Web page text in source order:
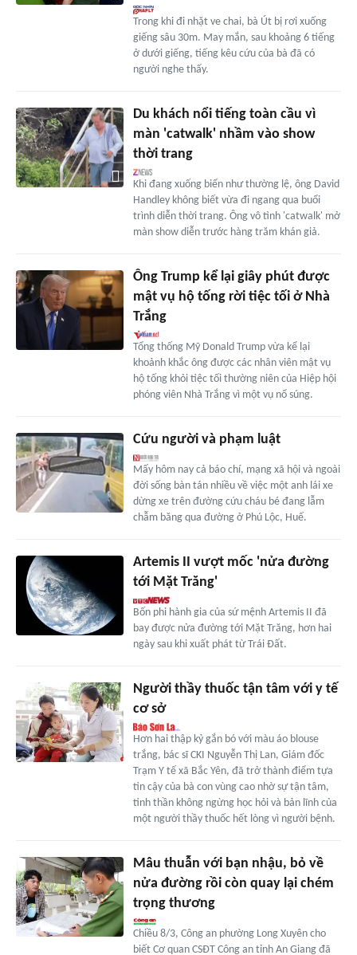
Trong khi đi nhặt ve chai, bà Út bị rơi xuống
giếng sâu 30m. May mắn, sau khoảng 6 tiếng
ở dưới giếng, tiếng kêu cứu của bà đã có
người nghe thấy.
Du khách nổi tiếng toàn cầu vì
màn 'catwalk' nhầm vào show
thời trang
Khi đang xuống biển như thường lệ, ông David
Handley không biết vừa đi ngang qua buổi
trình diễn thời trang. Ông vô tình 'catwalk' mở
màn show diễn trước hàng trăm khán giả.
Ông Trump kể lại giây phút được
mật vụ hộ tống rời tiệc tối ở Nhà
Trắng
Tổng thống Mỹ Donald Trump vừa kể lại
khoảnh khắc ông được các nhân viên mật vụ
hộ tống khỏi tiệc tối thường niên của Hiệp hội
phóng viên Nhà Trắng vì một vụ nổ súng.
Cứu người và phạm luật
Mấy hôm nay cả báo chí, mạng xã hội và ngoài
đời sống bàn tán nhiều về việc một anh lái xe
dừng xe trên đường cứu cháu bé đang lẫm
chẫm băng qua đường ở Phú Lộc, Huế.
Artemis II vượt mốc 'nửa đường
tới Mặt Trăng'
Bốn phi hành gia của sứ mệnh Artemis II đã
bay được nửa đường tới Mặt Trăng, hơn hai
ngày sau khi xuất phát từ Trái Đất.
Người thầy thuốc tận tâm với y tế
cơ sở
Hơn hai thập kỷ gắn bó với màu áo blouse
trắng, bác sĩ CKI Nguyễn Thị Lan, Giám đốc
Trạm Y tế xã Bắc Yên, đã trở thành điểm tựa
tin cậy của bà con vùng cao nhờ sự tận tâm,
tinh thần không ngừng học hỏi và bản lĩnh của
một người thầy thuốc hết lòng vì người bệnh.
Mâu thuẫn với bạn nhậu, bỏ về
nửa đường rồi còn quay lại chém
trọng thương
Chiều 8/3, Công an phường Long Xuyên cho
biết Cơ quan CSĐT Công an tỉnh An Giang đã